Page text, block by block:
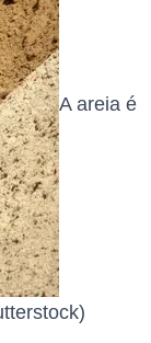
A areia é